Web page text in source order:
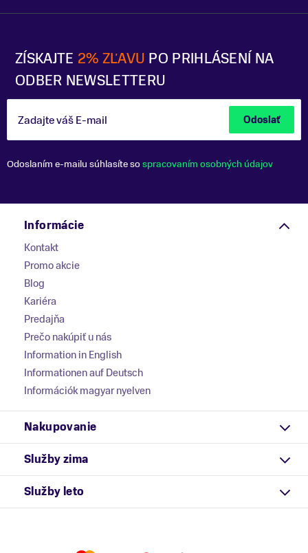
ZÍSKAJTE 2% ZĽAVU PO PRIHLÁSENÍ NA
ODBER NEWSLETTERU
Zadajte váš E-mail Odoslať
Odoslaním e-mailu súhlasíte sospracovaním osobných údajov
Informácie
Kontakt
Promo akcie
Blog
Kariéra
Predajňa
Prečo nakúpiť u nás
Information in English
Informationen auf Deutsch
Információk magyar nyelven
Nakupovanie
Služby zima
Služby leto